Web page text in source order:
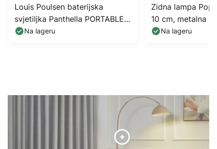
Louis Poulsen baterijska
svjetiljka Panthella PORTABLE
250, ružičasta, IP44
Na lageru
Zidna lampa
10 cm, metalna
Na lageru